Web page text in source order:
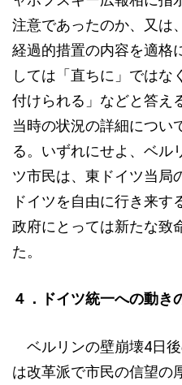
注意であったのか、又は
経過的措置の内容を適格
しては「直ちに」ではな
付けられる」などと答え
当時の状況の詳細につい
る。いずれにせよ、ベル
ツ市民は、東ドイツ当局
ドイツを自由に行き来す
政府にとっては新たな致
た。
４．ドイツ統一への動き
ベルリンの壁崩壊4日
は改革派で市民の信望の